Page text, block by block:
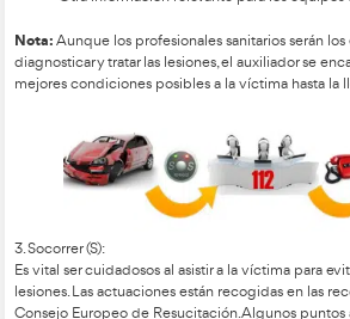
Nota:Al proteger el lugar del
accidentes y se protege a las víctimas y
c) Protección de las víctimas:
No sacar a los heridos de los
motoristas, salvo caso extremo.